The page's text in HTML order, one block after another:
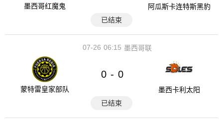
墨西哥红魔鬼
阿瓜斯卡连特斯黑豹
已结束
06:15
07-26 墨西哥联
蒙特雷皇家部队
0 - 0
墨西卡利太阳
已结束